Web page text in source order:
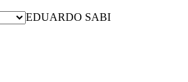
EDUARDO SABI